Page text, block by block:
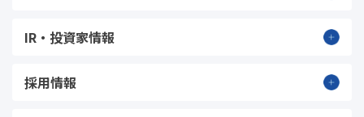
IR・投資家情報
採用情報